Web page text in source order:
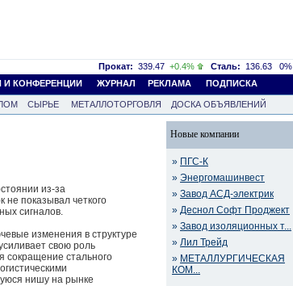
Прокат: 339.47 +0.4% Сталь: 136.63
0%
И КОНФЕРЕНЦИИ ЖУРНАЛ РЕКЛАМА ПОДПИСКА
СЫРЬЕ МЕТАЛЛОТОРГОВЛЯ
ДОСКА ОБЪЯВЛЕНИЙ
из-за
показывал четкого
сигналов.
изменения в структуре
свою роль
сокращение стального
нишу на рынке
Новые компании
» ПГС-К
» Энергомашинвест
» Завод АСД-электрик
» Деснол Софт Проджект
» Завод изоляционных т...
» Лил Трейд
» МЕТАЛЛУРГИЧЕСКАЯ
КОМ...